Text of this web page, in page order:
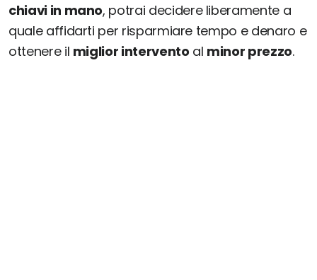
chiavi in mano, potrai decidere liberamente a
quale affidarti per risparmiare tempo e denaro e
ottenere il miglior intervento al minor prezzo.